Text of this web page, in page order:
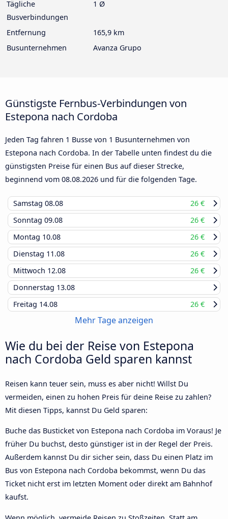
Tägliche
Busverbindungen
1 Ø
Entfernung
165,9 km
Busunternehmen
Avanza Grupo
Günstigste Fernbus-Verbindungen von
Estepona nach Cordoba
Jeden Tag fahren 1 Busse von 1 Busunternehmen von
Estepona nach Cordoba. In der Tabelle unten findest du die
günstigsten Preise für einen Bus auf dieser Strecke,
beginnend vom 08.08.2026 und für die folgenden Tage.
Samstag 08.08
26 €
Sonntag 09.08
26 €
Montag 10.08
26 €
Dienstag 11.08
26 €
Mittwoch 12.08
26 €
Donnerstag 13.08
Freitag 14.08 26 €
Mehr Tage anzeigen
Wie du bei der Reise von Estepona
nach Cordoba Geld sparen kannst
Reisen kann teuer sein, muss es aber nicht! Willst Du
vermeiden, einen zu hohen Preis für deine Reise zu zahlen?
Mit diesen Tipps, kannst Du Geld sparen:
Buche das Busticket von Estepona nach Cordoba im Voraus! Je
früher Du buchst, desto günstiger ist in der Regel der Preis.
Außerdem kannst Du dir sicher sein, dass Du einen Platz im
Bus von Estepona nach Cordoba bekommst, wenn Du das
Ticket nicht erst im letzten Moment oder direkt am Bahnhof
kaufst.